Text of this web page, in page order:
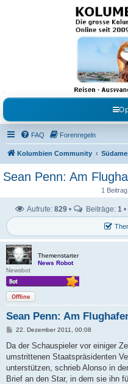
Kolumbienforum -
grosse Forum der
Freunde Kolumbiens
Reisen, Auswandern, Kultur, Politik,
Austausch, Erfahrungen und
FAQ Forenregeln
Kolumbien Community
Sean Penn: Am
1
Aufrufe: 829 • Beiträge: 1 •
Themenstarter
News Robot
Newsbot
Offline
Sean Penn: Am
B
i
r
a
22. Dezember 2011, 00:08
Da der Schauspieler vor einiger
umstrittenen Staatspräsidenten
unterstützen, schrieb Alonso in
Brief an den Star, in dem sie ihn